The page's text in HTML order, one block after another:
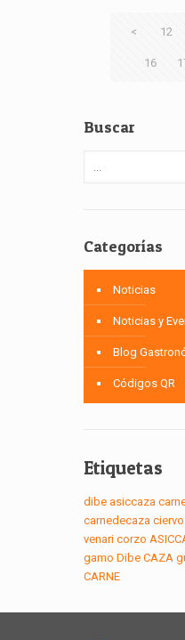
< 12
16
Buscar
Categorías
Noticias
Noticias y
Blog
Códigos QR
Etiquetas
dibe asiccaza
carnedecaza ciervo
venari corzo
gamo Dibe CAZA
CARNE